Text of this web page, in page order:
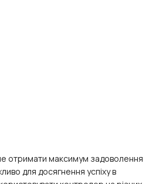
отримати максимум задоволення
для досягнення успіху в